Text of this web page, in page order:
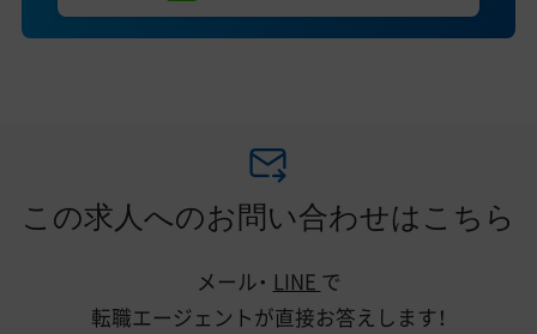
この求人へのお問い合わせはこちら
メール・ LINE で
転職エージェントが直接お答えします！